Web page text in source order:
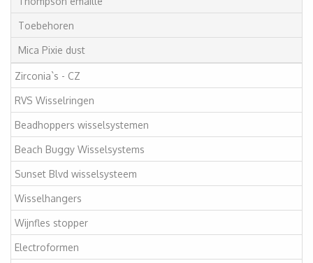
Toebehoren
Mica Pixie dust
Zirconia`s - CZ
RVS Wisselringen
Beadhoppers wisselsystemen
Beach Buggy Wisselsystems
Sunset Blvd wisselsysteem
Wisselhangers
Wijnfles stopper
Electroformen